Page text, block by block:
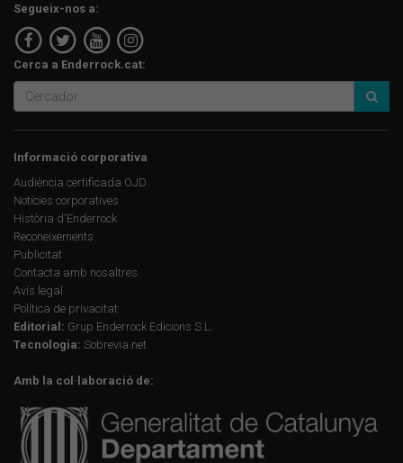
Segueix-nos a:
Cerca a Enderrock.cat:
Informació corporativa
Audiència certificada OJD
Notícies corporatives
Història d'Enderrock
Reconeixements
Publicitat
Contacta amb nosaltres
Avís legal
Política de privacitat
Editorial: Grup Enderrock Edicions S.L.
Tecnologia: Sobrevia.net
Amb la col·laboració de: